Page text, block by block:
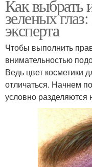
Как выбрать
зеленых
эксперта
Чтобы выполнить
внимательностью
Ведь цвет косметики
отличаться. Начнем
условно разделяются